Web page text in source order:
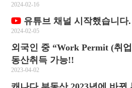
2024-02-16
유튜브 채널 시작했습니
2024-02-05
외국인 중 “Work Permit (취
동산취득 가능!!
2023-04-02